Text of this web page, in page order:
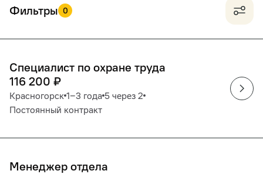
Фильтры 0
Специалист по охране труда
116 200 ₽
Красногорск 1‒3 года 5 через 2
Постоянный контракт
Менеджер отдела